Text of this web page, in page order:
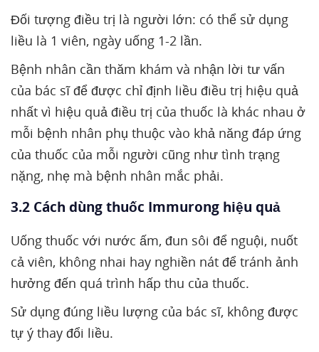
Đối tượng điều trị là người lớn: có thể sử dụng
liều là 1 viên, ngày uống 1-2 lần.
Bệnh nhân cần thăm khám và nhận lời tư vấn
của bác sĩ để được chỉ định liều điều trị hiệu quả
nhất vì hiệu quả điều trị của thuốc là khác nhau ở
mỗi bệnh nhân phụ thuộc vào khả năng đáp ứng
của thuốc của mỗi người cũng như tình trạng
nặng, nhẹ mà bệnh nhân mắc phải.
3.2 Cách dùng thuốc Immurong hiệu quả
Uống thuốc với nước ấm, đun sôi để nguội, nuốt
cả viên, không nhai hay nghiền nát để tránh ảnh
hưởng đến quá trình hấp thu của thuốc.
Sử dụng đúng liều lượng của bác sĩ, không được
tự ý thay đổi liều.